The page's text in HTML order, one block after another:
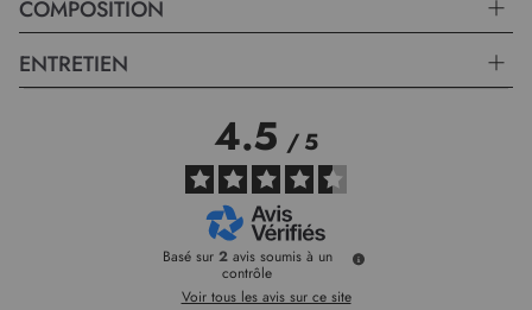
COMPOSITION
ENTRETIEN
4.5/5
Basé sur 2 avis soumis à un
contrôle
Voir tous les avis sur ce site